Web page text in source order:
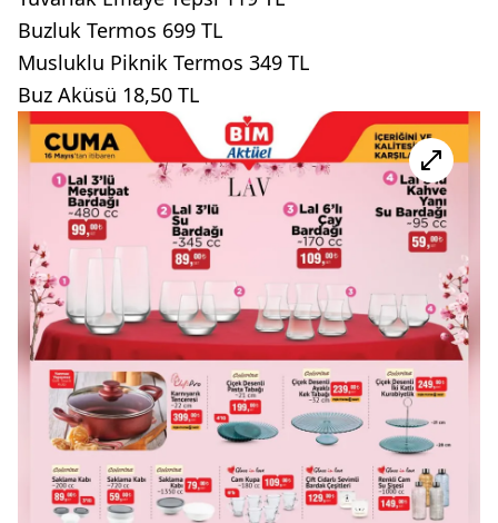
Buzluk Termos 699 TL
Musluklu Piknik Termos 349 TL
Buz Aküsü 18,50 TL